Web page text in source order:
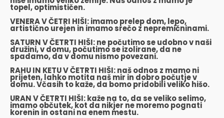
topel, optimističen.
VENERA V ČETRI HIŠI: imamo prelep dom, lepo,
artistično urejen in imamo srečo z nepremičninami.
SATURN V ČETRTI HIŠI: ne počutimo se udobno v naši
družini, v domu, počutimo se izolirane, da ne
spadamo, da v domu nismo povezani.
RAHU IN KETU V ČETRTI HIŠI: naš odnos z mamo ni
prijeten, lahko motita naš mir in dobro počutje v
domu. Včasih to kaže, da bomo pridobili veliko hišo.
URAN V ČETRTI HIŠI: kaže na to, da se veliko selimo,
imamo občutek, kot da nikjer ne moremo pognati
korenin in ostani na enem mestu.